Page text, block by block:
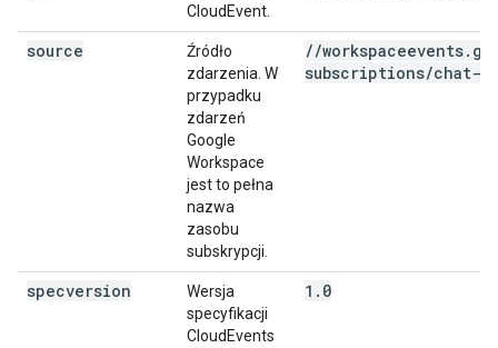
CloudEvent.
source
Źródło
zdarzenia. W
przypadku
zdarzeń
Google
Workspace
jest to pełna
nazwa
zasobu
subskrypcji.
//workspaceevents.
subscriptions/chat-
specversion
Wersja
specyfikacji
CloudEvents
1.0